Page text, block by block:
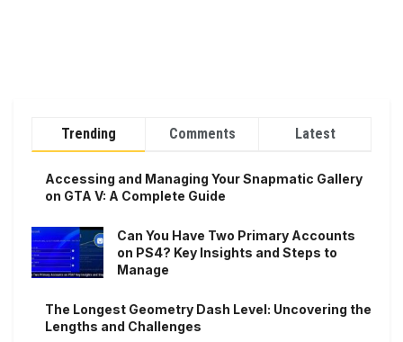
Trending Comments Latest
Accessing and Managing Your Snapmatic Gallery
on GTA V: A Complete Guide
Can You Have Two Primary Accounts
on PS4? Key Insights and Steps to
Manage
The Longest Geometry Dash Level: Uncovering the
Lengths and Challenges